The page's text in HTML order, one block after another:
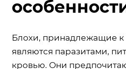
Блохи, принадлежащие к
являются паразитами,
кровью. Они